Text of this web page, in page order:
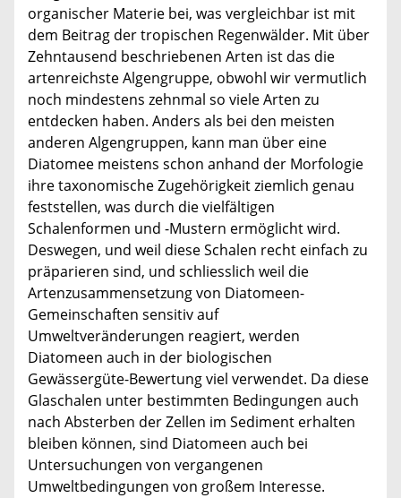
organischer Materie bei, was vergleichbar ist mit
dem Beitrag der tropischen Regenwälder. Mit über
Zehntausend beschriebenen Arten ist das die
artenreichste Algengruppe, obwohl wir vermutlich
noch mindestens zehnmal so viele Arten zu
entdecken haben. Anders als bei den meisten
anderen Algengruppen, kann man über eine
Diatomee meistens schon anhand der Morfologie
ihre taxonomische Zugehörigkeit ziemlich genau
feststellen, was durch die vielfältigen
Schalenformen und -Mustern ermöglicht wird.
Deswegen, und weil diese Schalen recht einfach zu
präparieren sind, und schliesslich weil die
Artenzusammensetzung von Diatomeen-
Gemeinschaften sensitiv auf
Umweltveränderungen reagiert, werden
Diatomeen auch in der biologischen
Gewässergüte-Bewertung viel verwendet. Da diese
Glaschalen unter bestimmten Bedingungen auch
nach Absterben der Zellen im Sediment erhalten
bleiben können, sind Diatomeen auch bei
Untersuchungen von vergangenen
Umweltbedingungen von großem Interesse.